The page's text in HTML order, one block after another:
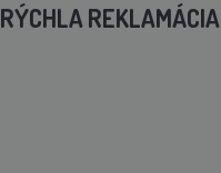
RÝCHLA REKLAMÁCIA